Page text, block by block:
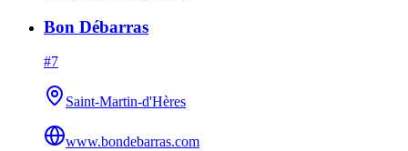
Bon Débarras
#7
Saint-Martin-d'Hères
www.bondebarras.com